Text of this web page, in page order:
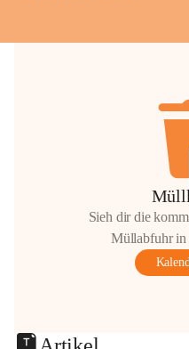
Sieh dir die
Müllabfuhr in